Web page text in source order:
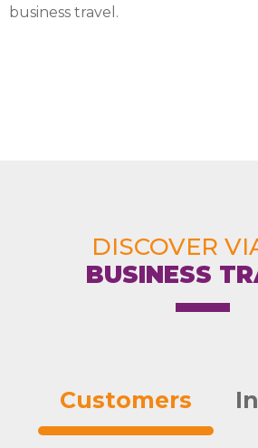
business travel.
DISCOVER
BUSINESS
Customers